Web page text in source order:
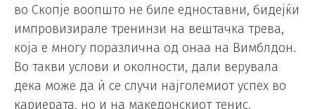
во Скопје воопшто не биле едноставни, бидејќи
импровизирале тренинзи на вештачка трева,
која е многу поразлична од онаа на Вимблдон.
Во такви услови и околности, дали верувала
дека може да ѝ се случи најголемиот успех во
кариерата, но и на македонскиот тенис.